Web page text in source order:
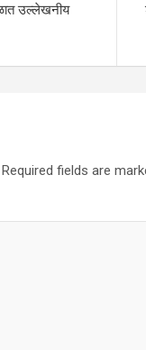
उल्लेखनीय
Required fields are